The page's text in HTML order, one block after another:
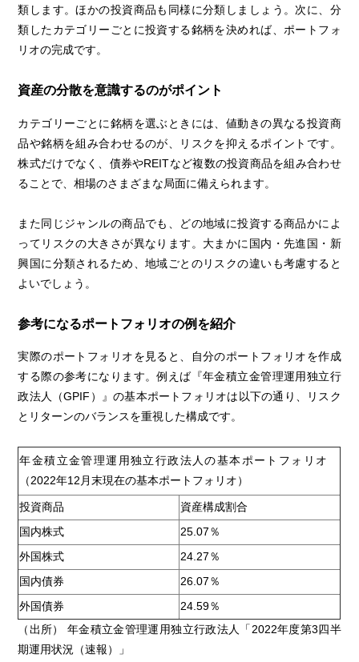
類します。ほかの投資商品も同様に分類しましょう。次に、分
類したカテゴリーごとに投資する銘柄を決めれば、ポートフォ
リオの完成です。
資産の分散を意識するのがポイント
カテゴリーごとに銘柄を選ぶときには、値動きの異なる投資商
品や銘柄を組み合わせるのが、リスクを抑えるポイントです。
株式だけでなく、債券やREITなど複数の投資商品を組み合わせ
ることで、相場のさまざまな局面に備えられます。
また同じジャンルの商品でも、どの地域に投資する商品かによ
ってリスクの大きさが異なります。大まかに国内・先進国・新
興国に分類されるため、地域ごとのリスクの違いも考慮すると
よいでしょう。
参考になるポートフォリオの例を紹介
実際のポートフォリオを見ると、自分のポートフォリオを作成
する際の参考になります。例えば『年金積立金管理運用独立行
政法人（GPIF）』の基本ポートフォリオは以下の通り、リスク
とリターンのバランスを重視した構成です。
年金積立金管理運用独立行政法人の基本ポートフォリオ
（2022年12月末現在の基本ポートフォリオ）
投資商品
資産構成割合
国内株式
25.07％
外国株式
24.27％
国内債券
26.07％
外国債券
24.59％
（出所） 年金積立金管理運用独立行政法人「2022年度第3四半
期運用状況（速報）」